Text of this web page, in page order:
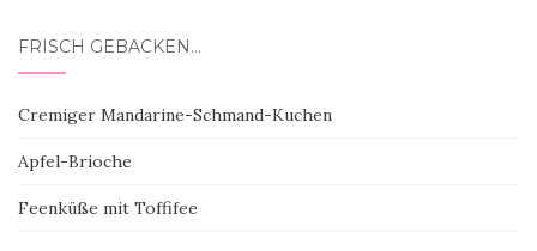
FRISCH GEBACKEN…
Cremiger Mandarine-Schmand-Kuchen
Apfel-Brioche
Feenküße mit Toffifee